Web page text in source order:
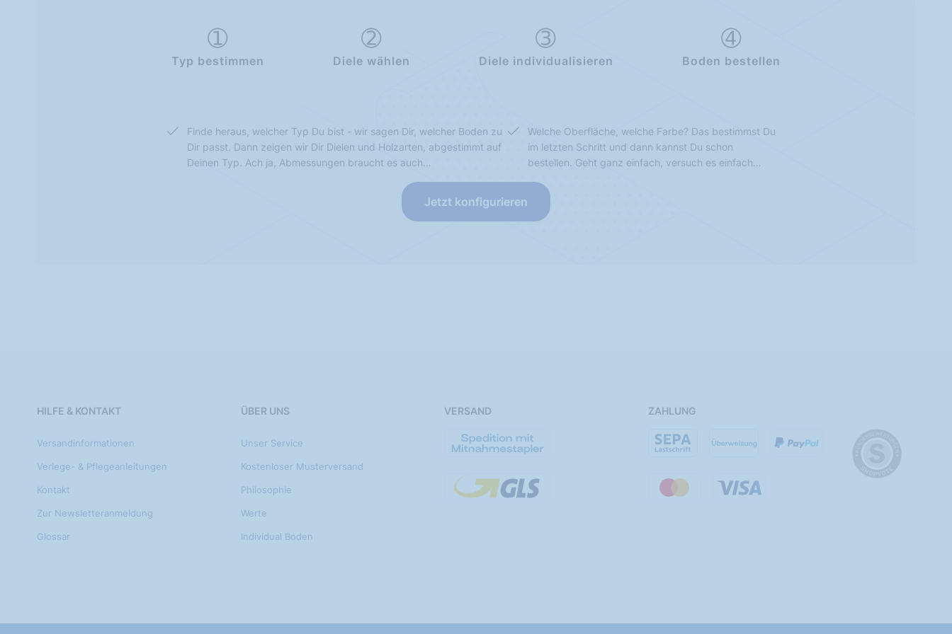
Typ bestimmen Diele wählen Diele individualisieren Boden bestellen
Finde heraus, welcher Typ Du bist - wir sagen Dir, welcher Boden zu
Dir passt. Dann zeigen wir Dir Dielen und Holzarten, abgestimmt auf
Deinen Typ. Ach ja, Abmessungen braucht es auch…
Welche Oberfläche, welche Farbe? Das bestimmst Du
im letzten Schritt und dann kannst Du schon
bestellen. Geht ganz einfach, versuch es einfach…
Jetzt konfigurieren
HILFE & KONTAKT
Versandinformationen
Verlege- & Pflegeanleitungen
Kontakt
Zur Newsletteranmeldung
Glossar
ÜBER UNS
Unser Service
Kostenloser Musterversand
Philosophie
Werte
Individual Boden
VERSAND ZAHLUNG